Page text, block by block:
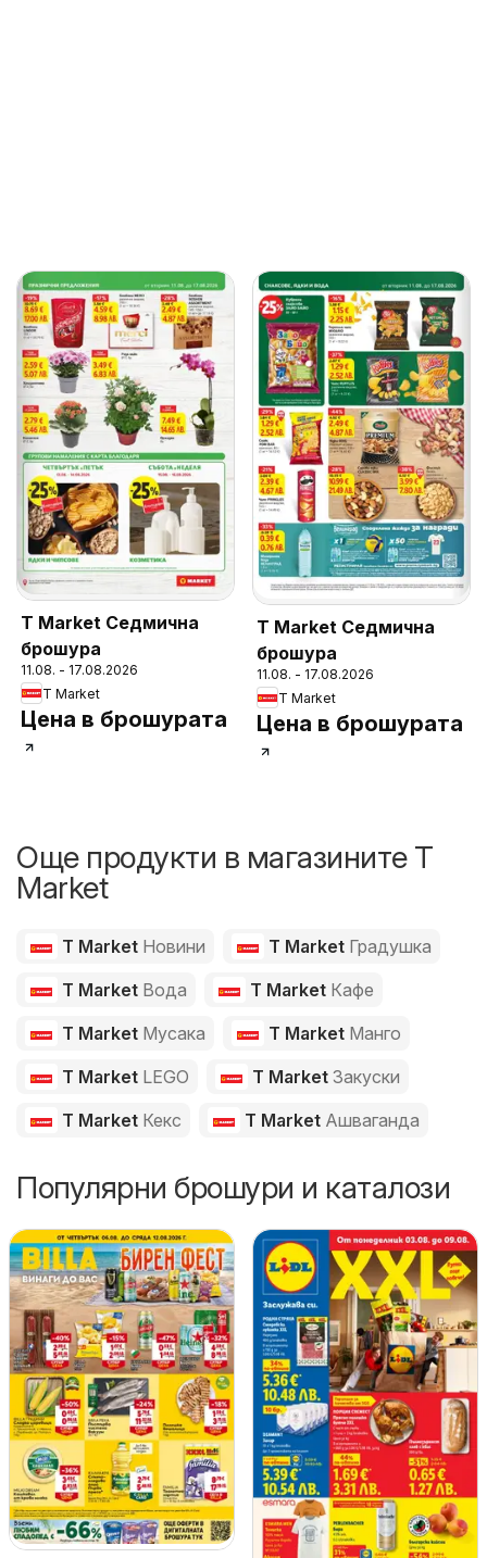
T Market Седмична
брошура
11.08. - 17.08.2026
T Market
Цена в брошурата
T Market Седмична
брошура
11.08. - 17.08.2026
T Market
Цена в брошурата
Още продукти в магазините T
Market
T Market Новини T Market Градушка
T Market Вода T Market Кафе
T Market Мусака T Market Манго
T Market LEGO T Market Закуски
T Market Кекс T Market Ашваганда
Популярни брошури и каталози